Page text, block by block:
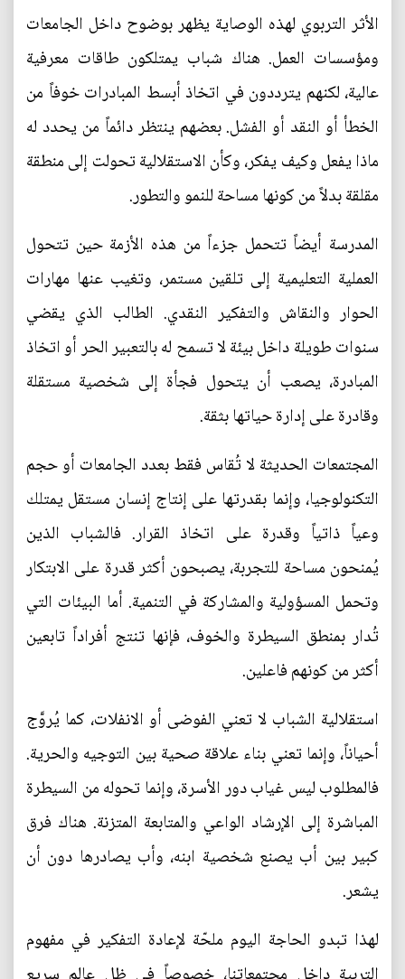
الأثر التربوي لهذه الوصاية يظهر بوضوح داخل الجامعات
ومؤسسات العمل. هناك شباب يمتلكون طاقات معرفية
عالية، لكنهم يترددون في اتخاذ أبسط المبادرات خوفاً من
الخطأ أو النقد أو الفشل. بعضهم ينتظر دائماً من يحدد له
ماذا يفعل وكيف يفكر، وكأن الاستقلالية تحولت إلى منطقة
مقلقة بدلاً من كونها مساحة للنمو والتطور.
المدرسة أيضاً تتحمل جزءاً من هذه الأزمة حين تتحول
العملية التعليمية إلى تلقين مستمر، وتغيب عنها مهارات
الحوار والنقاش والتفكير النقدي. الطالب الذي يقضي
سنوات طويلة داخل بيئة لا تسمح له بالتعبير الحر أو اتخاذ
المبادرة، يصعب أن يتحول فجأة إلى شخصية مستقلة
وقادرة على إدارة حياتها بثقة.
المجتمعات الحديثة لا تُقاس فقط بعدد الجامعات أو حجم
التكنولوجيا، وإنما بقدرتها على إنتاج إنسان مستقل يمتلك
وعياً ذاتياً وقدرة على اتخاذ القرار. فالشباب الذين
يُمنحون مساحة للتجربة، يصبحون أكثر قدرة على الابتكار
وتحمل المسؤولية والمشاركة في التنمية. أما البيئات التي
تُدار بمنطق السيطرة والخوف، فإنها تنتج أفراداً تابعين
أكثر من كونهم فاعلين.
استقلالية الشباب لا تعني الفوضى أو الانفلات، كما يُروَّج
أحياناً، وإنما تعني بناء علاقة صحية بين التوجيه والحرية.
فالمطلوب ليس غياب دور الأسرة، وإنما تحوله من السيطرة
المباشرة إلى الإرشاد الواعي والمتابعة المتزنة. هناك فرق
كبير بين أب يصنع شخصية ابنه، وأب يصادرها دون أن
يشعر.
لهذا تبدو الحاجة اليوم ملحّة لإعادة التفكير في مفهوم